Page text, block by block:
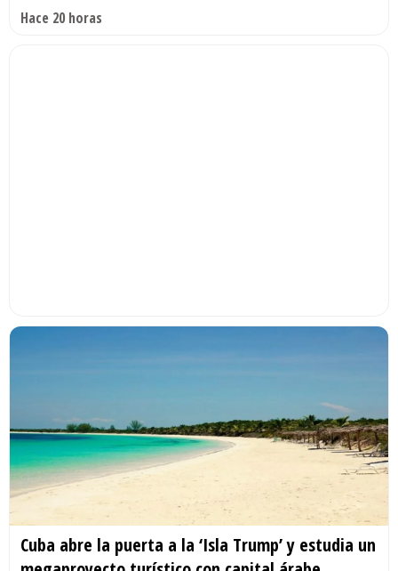
Hace 20 horas
Cuba abre la puerta a la ‘Isla Trump’ y estudia un